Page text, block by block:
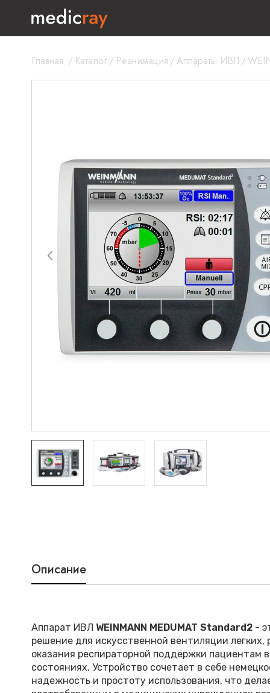
Главная / Каталог/ Реанимация /Аппараты ИВЛ /
Описание
Аппарат ИВЛ WEINMANN MEDUMAT Standard2 -
решение для искусственной вентиляции легких,
оказания респираторной поддержки пациентам
состояниях. Устройство сочетает в себе
надежность и простоту использования, что